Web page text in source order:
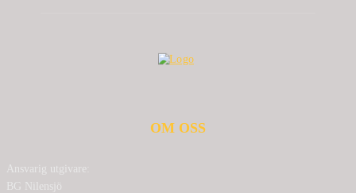
OM OSS
Ansvarig utgivare:
BG Nilensjö